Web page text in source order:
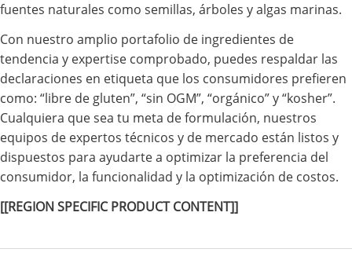
fuentes naturales como semillas, árboles y algas marinas.
Con nuestro amplio portafolio de ingredientes de
tendencia y expertise comprobado, puedes respaldar las
declaraciones en etiqueta que los consumidores prefieren
como: “libre de gluten”, “sin OGM”, “orgánico” y “kosher”.
Cualquiera que sea tu meta de formulación, nuestros
equipos de expertos técnicos y de mercado están listos y
dispuestos para ayudarte a optimizar la preferencia del
consumidor, la funcionalidad y la optimización de costos.
[[REGION SPECIFIC PRODUCT CONTENT]]